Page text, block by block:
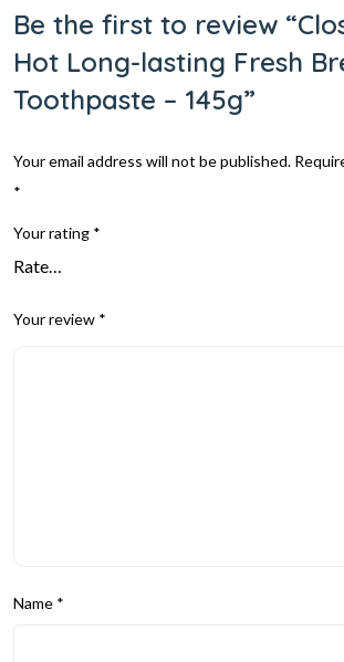
Be the first to review
Hot Long-lasting Fresh
Toothpaste – 145g”
Your email address will not be published.
*
Your rating *
Your review *
Name *